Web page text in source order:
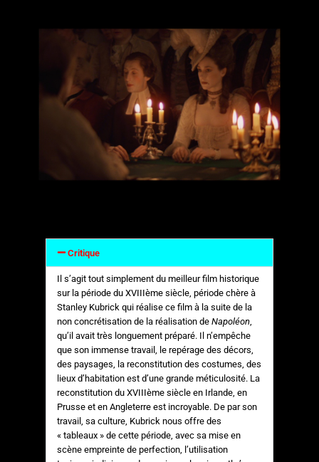
Critique
Il s’agit tout simplement du meilleur film historique
sur la période du XVIIIème siècle, période chère à
Stanley Kubrick qui réalise ce film à la suite de la
non concrétisation de la réalisation de Napoléon,
qu’il avait très longuement préparé. Il n’empêche
que son immense travail, le repérage des décors,
des paysages, la reconstitution des costumes, des
lieux d’habitation est d’une grande méticulosité. La
reconstitution du XVIIIème siècle en Irlande, en
Prusse et en Angleterre est incroyable. De par son
travail, sa culture, Kubrick nous offre des
« tableaux » de cette période, avec sa mise en
scène empreinte de perfection, l’utilisation